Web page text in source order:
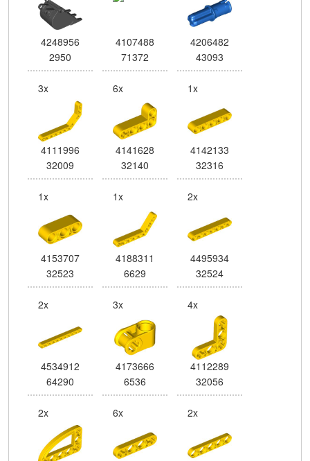
4248956
2950
4107488
71372
4206482
43093
3x
4111996
32009
6x
4141628
32140
1x
4142133
32316
1x
4153707
32523
1x
4188311
6629
2x
4495934
32524
2x
4534912
64290
3x
4173666
6536
4x
4112289
32056
2x 6x 2x